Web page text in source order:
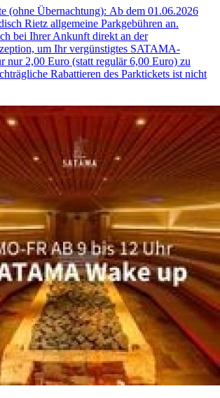
(ohne Übernachtung): Ab dem 01.06.2026
Rietz allgemeine Parkgebühren an.
bei Ihrer Ankunft direkt an der
um Ihr vergünstigtes SATAMA-
nur 2,00 Euro (statt regulär 6,00 Euro) zu
Rabattieren des Parktickets ist nicht